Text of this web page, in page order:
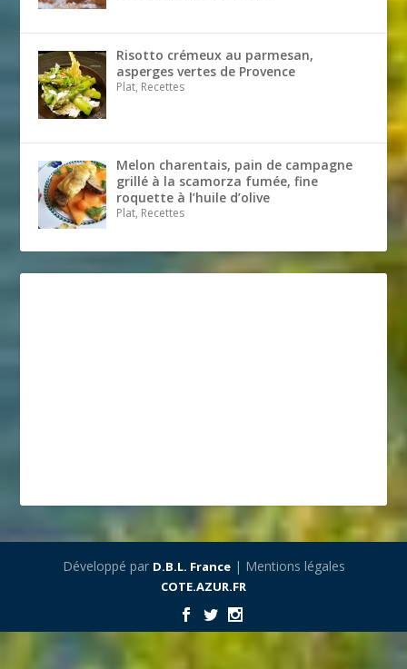
Risotto crémeux au parmesan,
asperges vertes de Provence
Plat, Recettes
Melon charentais, pain de campagne
grillé à la scamorza fumée, fine
roquette à l’huile d’olive
Plat, Recettes
Développé par D.B.L. France| Mentions légales
COTE.AZUR.FR